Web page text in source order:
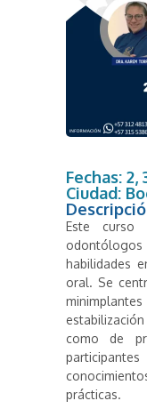
Fechas: 2,
Ciudad:
Este curso
habilidades
oral. Se
como de
prácticas.